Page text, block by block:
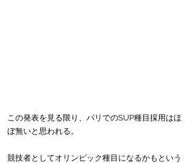
この発表を見る限り、パリでのSUP種目採用はほ
ぼ無いと思われる。
競技者としてオリンピック種目になるかもという